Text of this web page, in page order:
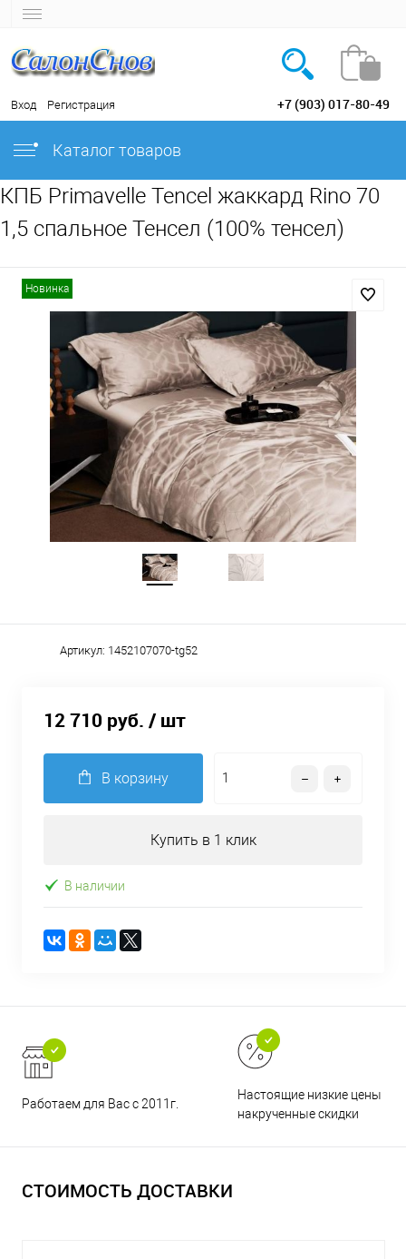
Вход Регистрация +7 (903) 017-80-49
Каталог товаров
КПБ Primavelle Tencel жаккард Rino 70
1,5 спальное Тенсел (100% тенсел)
Новинка
Артикул: 1452107070-tg52
12 710 руб. / шт
В корзину
Купить в 1 клик
В наличии
Работаем для Вас с 2011г.
Настоящие низкие цены и
накрученные скидки
СТОИМОСТЬ ДОСТАВКИ